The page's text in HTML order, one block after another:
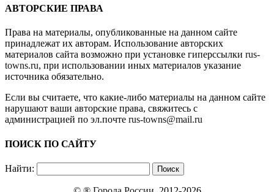
АВТОРСКИЕ ПРАВА
Права на материалы, опубликованные на данном сайте
принадлежат их авторам. Использование авторских
материалов сайта возможно при установке гиперссылки rus-
towns.ru, при использовании иных материалов указание
источника обязательно.
Если вы считаете, что какие-либо материалы на данном сайте
нарушают ваши авторские права, свяжитесь с
администрацией по эл.почте rus-towns@mail.ru
ПОИСК ПО САЙТУ
Найти: